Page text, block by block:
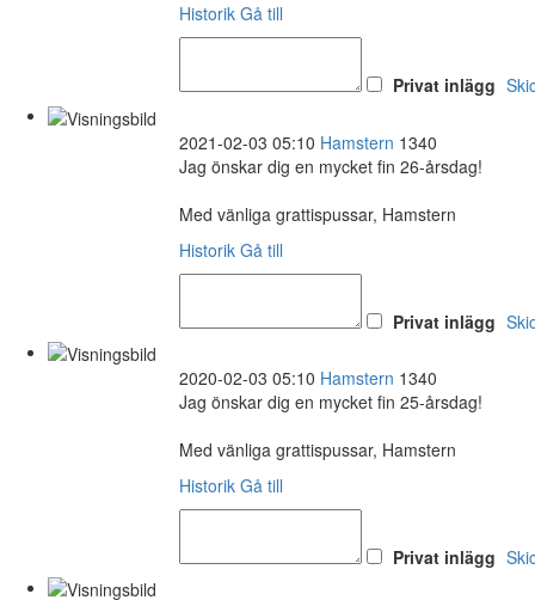
Historik Gå till
Privat inlägg
2021-02-03 05:10 Hamstern 1340
Jag önskar dig en mycket fin 26-årsdag!
Med vänliga grattispussar, Hamstern
Historik Gå till
Privat inlägg
2020-02-03 05:10 Hamstern 1340
Jag önskar dig en mycket fin 25-årsdag!
Med vänliga grattispussar, Hamstern
Historik Gå till
Privat inlägg